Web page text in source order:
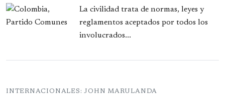
La civilidad trata de normas, leyes y
reglamentos aceptados por todos los
involucrados...
INTERNACIONALES: JOHN MARULANDA